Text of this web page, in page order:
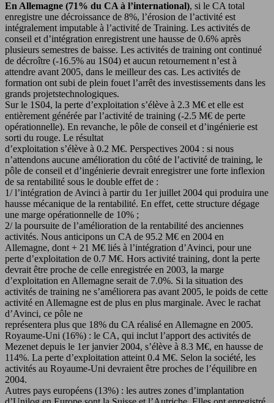
En Allemagne (71% du CA à l’international), si le CA total
enregistre une décroissance de 8%, l’érosion de l’activité est
intégralement imputable à l’activité de Training. Les activités de
conseil et d’intégration enregistrent une hausse de 0.6% après
plusieurs semestres de baisse. Les activités de training ont continué
de décroître (-16.5% au 1S04) et aucun retournement n’est à
attendre avant 2005, dans le meilleur des cas. Les activités de
formation ont subi de plein fouet l’arrêt des investissements dans les
grands projetstechnologiques.
Sur le 1S04, la perte d’exploitation s’élève à 2.3 M€ et elle est
entièrement générée par l’activité de training (-2.5 M€ de perte
opérationnelle). En revanche, le pôle de conseil et d’ingénierie est
sorti du rouge. Le résultat
d’exploitation s’élève à 0.2 M€. Perspectives 2004 : si nous
n’attendons aucune amélioration du côté de l’activité de training, le
pôle de conseil et d’ingénierie devrait enregistrer une forte inflexion
de sa rentabilité sous le double effet de :
1/ l’intégration de Avinci à partir du 1er juillet 2004 qui produira une
hausse mécanique de la rentabilité. En effet, cette structure dégage
une marge opérationnelle de 10% ;
2/ la poursuite de l’amélioration de la rentabilité des anciennes
activités. Nous anticipons un CA de 95.2 M€ en 2004 en
Allemagne, dont + 21 M€ liés à l’intégration d’Avinci, pour une
perte d’exploitation de 0.7 M€. Hors activité training, dont la perte
devrait être proche de celle enregistrée en 2003, la marge
d’exploitation en Allemagne serait de 7.0%. Si la situation des
activités de training ne s’améliorera pas avant 2005, le poids de cette
activité en Allemagne est de plus en plus marginale. Avec le rachat
d’Avinci, ce pôle ne
représentera plus que 18% du CA réalisé en Allemagne en 2005.
Royaume-Uni (16%) : le CA, qui inclut l’apport des activités de
Mezenet depuis le 1er janvier 2004, s’élève à 8.3 M€, en hausse de
114%. La perte d’exploitation atteint 0.4 M€. Selon la société, les
activités au Royaume-Uni devraient être proches de l’équilibre en
2004.
Autres pays européens (13%) : les autres zones d’implantation